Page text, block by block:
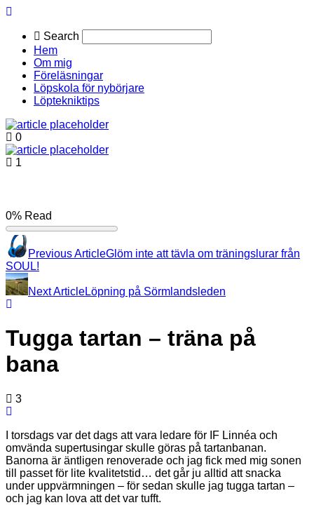
Search
Hem
Om mig
Föreläsningar
Löpskola för nybörjare
Löptekniktips
0
1
0% Read
Previous ArticleGlöm inte att tävla om träningslurar från
SOUL!
Next ArticleLöpning på Sörmlandsleden
Tugga tartan – träna på
bana
3
I torsdags var det dags att vara ledare för IF Linnéa och
omvända supertusingar skulle göras på tartanbanan.
Banorna är äntligen renoverade och jag fick med mig sonen
till passet för lite kvalitetstid… det går ju alltid att snacka
under uppvärmningen – för sedan skulle jag tugga tartan –
och jag kan lova att det var tufft.